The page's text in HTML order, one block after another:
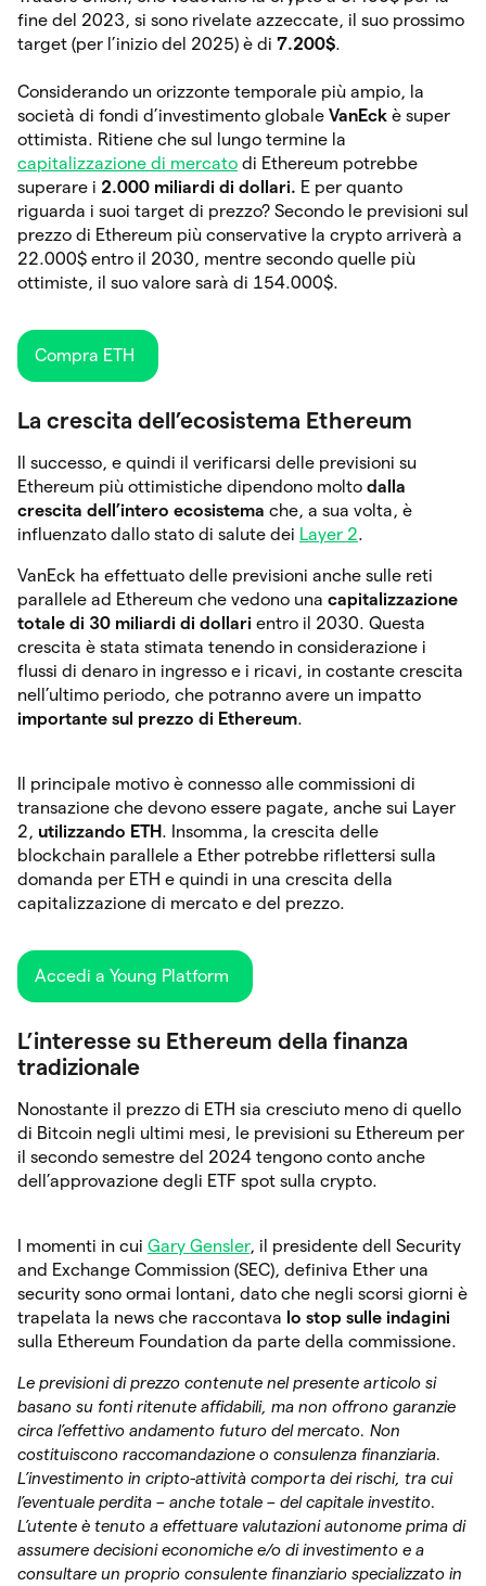
fine del 2023, si sono rivelate azzeccate, il suo prossimo
target (per l’inizio del 2025) è di 7.200$.
Considerando un orizzonte temporale più ampio, la
società di fondi d’investimento globale VanEck è super
ottimista. Ritiene che sul lungo termine la
capitalizzazione di mercato di Ethereum potrebbe
superare i 2.000 miliardi di dollari. E per quanto
riguarda i suoi target di prezzo? Secondo le previsioni sul
prezzo di Ethereum più conservative la crypto arriverà a
22.000$ entro il 2030, mentre secondo quelle più
ottimiste, il suo valore sarà di 154.000$.
Compra ETH
La crescita dell’ecosistema Ethereum
Il successo, e quindi il verificarsi delle previsioni su
Ethereum più ottimistiche dipendono molto dalla
crescita dell’intero ecosistema che, a sua volta, è
influenzato dallo stato di salute dei Layer 2.
VanEck ha effettuato delle previsioni anche sulle reti
parallele ad Ethereum che vedono una capitalizzazione
totale di 30 miliardi di dollari entro il 2030. Questa
crescita è stata stimata tenendo in considerazione i
flussi di denaro in ingresso e i ricavi, in costante crescita
nell’ultimo periodo, che potranno avere un impatto
importante sul prezzo di Ethereum.
Il principale motivo è connesso alle commissioni di
transazione che devono essere pagate, anche sui Layer
2, utilizzando ETH. Insomma, la crescita delle
blockchain parallele a Ether potrebbe riflettersi sulla
domanda per ETH e quindi in una crescita della
capitalizzazione di mercato e del prezzo.
Accedi a Young Platform
L’interesse su Ethereum della finanza
tradizionale
Nonostante il prezzo di ETH sia cresciuto meno di quello
di Bitcoin negli ultimi mesi, le previsioni su Ethereum per
il secondo semestre del 2024 tengono conto anche
dell’approvazione degli ETF spot sulla crypto.
I momenti in cui Gary Gensler, il presidente dell Security
and Exchange Commission (SEC), definiva Ether una
security sono ormai lontani, dato che negli scorsi giorni è
trapelata la news che raccontava lo stop sulle indagini
sulla Ethereum Foundation da parte della commissione.
Le previsioni di prezzo contenute nel presente articolo si
basano su fonti ritenute affidabili, ma non offrono garanzie
circa l’effettivo andamento futuro del mercato. Non
costituiscono raccomandazione o consulenza finanziaria.
L’investimento in cripto-attività comporta dei rischi, tra cui
l’eventuale perdita – anche totale – del capitale investito.
L’utente è tenuto a effettuare valutazioni autonome prima di
assumere decisioni economiche e/o di investimento e a
consultare un proprio consulente finanziario specializzato in